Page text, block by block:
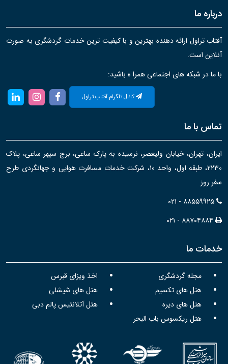
درباره ما
آفتاب تراول ارائه دهنده بهترین و با کیفیت ترین خدمات گردشگری به صورت
آنلاین است.
با ما در شبکه های اجتماعی همرا ه باشید:
کانال تلگرام آفتاب تراول
تماس با ما
ایران، تهران، خیابان ولیعصر، نرسیده به پارک ساعی، برج سپهر ساعی، پلاک
۲۲۳۰، طبقه اول، واحد ۱۰، شرکت خدمات مسافرت هوایی و جهانگردی طرح
سفر روز
۰۲۱ - ۸۸۵۵۹۹۲۵
۰۲۱ - ۸۸۷۰۴۸۸۴
خدمات ما
مجله گردشگری
اخذ ویزای قبرس
هتل های تکسیم
هتل های شیشلی
هتل های دیره
هتل آتلانتیس پالم دبی
هتل ریکسوس باب البحر